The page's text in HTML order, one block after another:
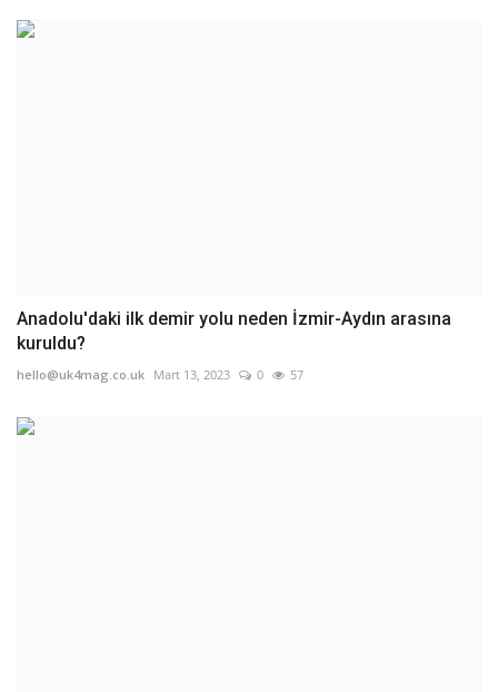
Anadolu'daki ilk demir yolu neden İzmir-Aydın arasına
kuruldu?
hello@uk4mag.co.uk Mart 13, 2023 0 57